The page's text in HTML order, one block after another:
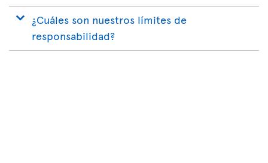
¿Cuáles son nuestros límites de
responsabilidad?